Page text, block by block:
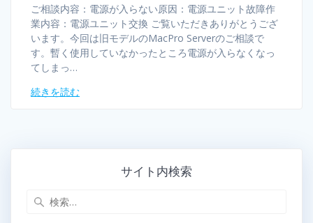
ご相談内容：電源が入らない原因：電源ユニット故障作
業内容：電源ユニット交換 ご覧いただきありがとうござ
います。今回は旧モデルのMacPro Serverのご相談で
す。暫く使用していなかったところ電源が入らなくなっ
てしまっ…
続きを読む
サイト内検索